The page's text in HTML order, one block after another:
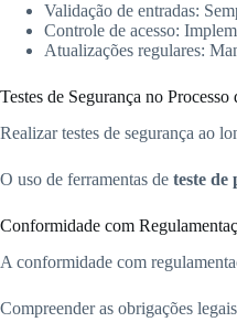
Validação de entradas:
Controle de acesso:
Atualizações regulares:
Testes de Segurança no
Realizar testes de segurança ao
O uso de ferramentas de teste de
Conformidade com
A conformidade com
Compreender as obrigações